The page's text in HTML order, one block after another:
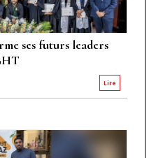
ses futurs leaders
Lire